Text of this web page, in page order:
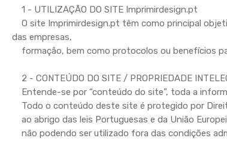
1 - UTILIZAÇÃO DO SITE Imprimirdesign.pt
O site Imprimirdesign.pt têm como principal
das empresas,
formação, bem como protocolos ou benefícios
2 - CONTEÚDO DO SITE / PROPRIEDADE
Entende-se por “conteúdo do site”, toda a
Todo o conteúdo deste site é protegido por
ao abrigo das leis Portuguesas e da União
não podendo ser utilizado fora das condições